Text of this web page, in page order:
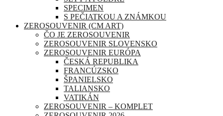
SPECIMEN
S PEČIATKOU A ZNÁMKOU
ZEROSOUVENIR (CM ART)
ČO JE ZEROSOUVENIR
ZEROSOUVENIR SLOVENSKO
ZEROSOUVENIR EURÓPA
ČESKÁ REPUBLIKA
FRANCÚZSKO
ŠPANIELSKO
TALIANSKO
VATIKÁN
ZEROSOUVENIR – KOMPLET